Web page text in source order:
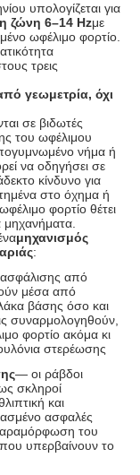
υπολογίζεται για
ζώνη 6–14 Hzμε
ωφέλιμο φορτίο.
τρεις
γεωμετρία, όχι
σε βιδωτές
του ωφέλιμου
νήμα ή
να οδηγήσει σε
κίνδυνο για
στο όχημα ή
φορτίο θέτει
μηχανισμός
:
από
μέσα από
βάσης όσο και
συναρμολογηθούν,
φορτίο ακόμα κι
στερέωσης
— οι ράβδοι
σκληροί
και
ασφαλές
του
υπερβαίνουν το